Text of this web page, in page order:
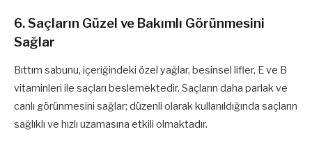
6. Saçların Güzel ve Bakımlı Görünmesini
Sağlar
Bıttım sabunu, içeriğindeki özel yağlar, besinsel lifler, E ve B
vitaminleri ile saçları beslemektedir. Saçların daha parlak ve
canlı görünmesini sağlar; düzenli olarak kullanıldığında saçların
sağlıklı ve hızlı uzamasına etkili olmaktadır.